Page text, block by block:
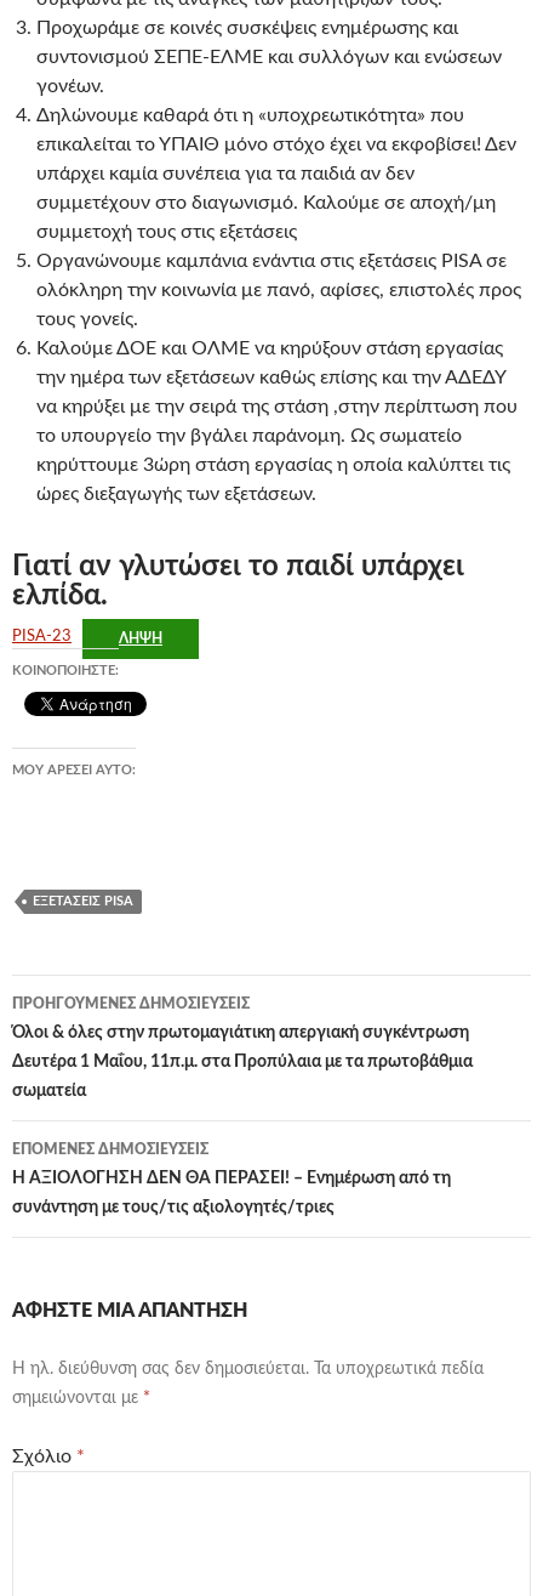
Προχωράμε σε κοινές συσκέψεις ενημέρωσης και
συντονισμού ΣΕΠΕ-ΕΛΜΕ και συλλόγων και ενώσεων
γονέων.
Δηλώνουμε καθαρά ότι η «υποχρεωτικότητα» που
επικαλείται το ΥΠΑΙΘ μόνο στόχο έχει να εκφοβίσει! Δεν
υπάρχει καμία συνέπεια για τα παιδιά αν δεν
συμμετέχουν στο διαγωνισμό. Καλούμε σε αποχή/μη
συμμετοχή τους στις εξετάσεις
Οργανώνουμε καμπάνια ενάντια στις εξετάσεις PISA σε
ολόκληρη την κοινωνία με πανό, αφίσες, επιστολές προς
τους γονείς.
Καλούμε ΔΟΕ και ΟΛΜΕ να κηρύξουν στάση εργασίας
την ημέρα των εξετάσεων καθώς επίσης και την ΑΔΕΔΥ
να κηρύξει με την σειρά της στάση ,στην περίπτωση που
το υπουργείο την βγάλει παράνομη. Ως σωματείο
κηρύττουμε 3ώρη στάση εργασίας η οποία καλύπτει τις
ώρες διεξαγωγής των εξετάσεων.
Γιατί αν γλυτώσει το παιδί υπάρχει
ελπίδα.
PISA-23 ΛΉΨΗ
ΚΟΙΝΟΠΟΙΉΣΤΕ:
ΜΟΥ ΑΡΈΣΕΙ ΑΥΤΌ:
ΕΞΕΤΆΣΕΙΣ PISA
Πλοήγηση
άρθρων
ΠΡΟΗΓΟΎΜΕΝΕΣ ΔΗΜΟΣΙΕΎΣΕΙΣ
Όλοι & όλες στην πρωτομαγιάτικη απεργιακή συγκέντρωση
Δευτέρα 1 Μαΐου, 11π.μ. στα Προπύλαια με τα πρωτοβάθμια
σωματεία
ΕΠΌΜΕΝΕΣ ΔΗΜΟΣΙΕΎΣΕΙΣ
Η ΑΞΙΟΛΟΓΗΣΗ ΔΕΝ ΘΑ ΠΕΡΑΣΕΙ! – Ενημέρωση από τη
συνάντηση με τους/τις αξιολογητές/τριες
ΑΦΉΣΤΕ ΜΙΑ ΑΠΆΝΤΗΣΗ
Η ηλ. διεύθυνση σας δεν δημοσιεύεται.
Τα υποχρεωτικά πεδία
σημειώνονται με *
Σχόλιο *